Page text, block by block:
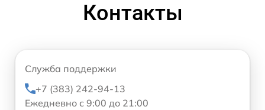
Контакты
Служба поддержки
+7 (383) 242-94-13
Ежедневно с 9:00 до 21:00